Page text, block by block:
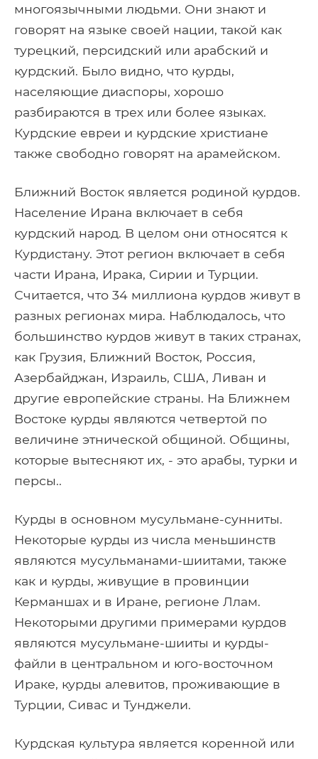
многоязычными людьми. Они знают и
говорят на языке своей нации, такой как
турецкий, персидский или арабский и
курдский. Было видно, что курды,
населяющие диаспоры, хорошо
разбираются в трех или более языках.
Курдские евреи и курдские христиане
также свободно говорят на арамейском.
Ближний Восток является родиной курдов.
Население Ирана включает в себя
курдский народ. В целом они относятся к
Курдистану. Этот регион включает в себя
части Ирана, Ирака, Сирии и Турции.
Считается, что 34 миллиона курдов живут в
разных регионах мира. Наблюдалось, что
большинство курдов живут в таких странах,
как Грузия, Ближний Восток, Россия,
Азербайджан, Израиль, США, Ливан и
другие европейские страны. На Ближнем
Востоке курды являются четвертой по
величине этнической общиной. Общины,
которые вытесняют их, - это арабы, турки и
персы..
Курды в основном мусульмане-сунниты.
Некоторые курды из числа меньшинств
являются мусульманами-шиитами, также
как и курды, живущие в провинции
Керманшах и в Иране, регионе Ллам.
Некоторыми другими примерами курдов
являются мусульмане-шииты и курды-
файли в центральном и юго-восточном
Ираке, курды алевитов, проживающие в
Турции, Сивас и Тунджели.
Курдская культура является коренной или